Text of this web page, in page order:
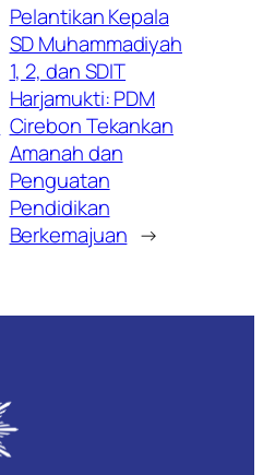
Pelantikan Kepala
SD Muhammadiyah
1, 2, dan SDIT
Harjamukti: PDM
Cirebon Tekankan
Amanah dan
Penguatan
Pendidikan
Berkemajuan →